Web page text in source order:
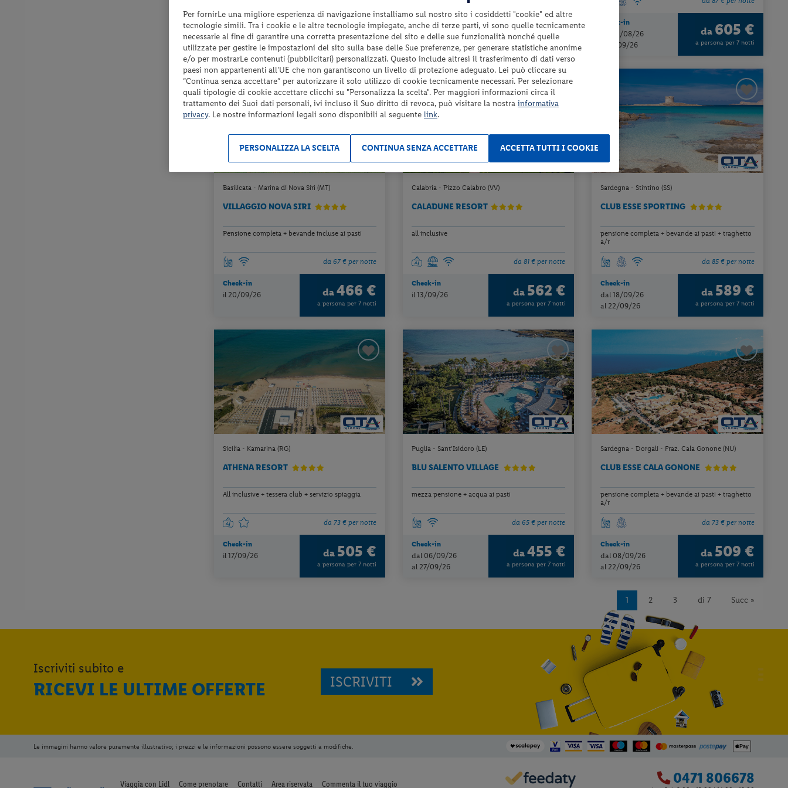
Check-in
dal 04/09/26
al 22/09/26
da565 €
a persona per 7 notti
Check-in
il 18/09/26 da639 €
a persona per 7 notti
Check-in
dal 21/08/26
al 11/09/26
da 605 €
a persona per 7 notti
Basilicata - Marina di Nova Siri (MT)
VILLAGGIO NOVA SIRI
Pensione completa + bevande incluse ai pasti
da 67 € per notte
Check-in
il 20/09/26 da466 €
a persona per 7 notti
Calabria - Pizzo Calabro (VV)
CALADUNE RESORT
all inclusive
da 81 € per notte
Check-in
il 13/09/26 da 562 €
a persona per 7 notti
Sardegna - Stintino (SS)
CLUB ESSE SPORTING
pensione completa + bevande ai pasti + traghetto
a/r
da 85 € per notte
Check-in
dal 18/09/26
al 22/09/26
da 589 €
a persona per 7 notti
Sicilia - Kamarina (RG)
ATHENA RESORT
All inclusive + tessera club + servizio spiaggia
da 73 € per notte
Check-in
il 17/09/26 da 505 €
a persona per 7 notti
Puglia - Sant'Isidoro (LE)
BLU SALENTO VILLAGE
mezza pensione + acqua ai pasti
da 65 € per notte
Check-in
dal 06/09/26
al 27/09/26
da 455 €
a persona per 7 notti
Sardegna - Dorgali - Fraz. Cala Gonone (NU)
CLUB ESSE CALA GONONE
pensione completa + bevande ai pasti + traghetto
a/r
da 73 € per notte
Check-in
dal 08/09/26
al 22/09/26
da 509 €
a persona per 7 notti
1 2 3 di 7 Succ »
Iscriviti subito e
RICEVI LE ULTIME OFFERTE ISCRIVITI
Le immagini hanno valore puramente illustrativo; i prezzi e le informazioni possono essere soggetti a modifiche.
Viaggia con Lidl Come prenotare Contatti Area riservata Commenta il tuo viaggio 0471 806678
Per fornirLe una migliore esperienza di navigazione installiamo sul nostro sito i cosiddetti "cookie" ed altre
tecnologie simili. Tra i cookie e le altre tecnologie impiegate, anche di terze parti, vi sono quelle tecnicamente
necessarie al fine di garantire una corretta presentazione del sito e delle sue funzionalità nonché quelle
utilizzate per gestire le impostazioni del sito sulla base delle Sue preferenze, per generare statistiche anonime
e/o per mostrarLe contenuti (pubblicitari) personalizzati. Questo include altresì il trasferimento di dati verso
paesi non appartenenti all'UE che non garantiscono un livello di protezione adeguato. Lei può cliccare su
“Continua senza accettare” per autorizzare il solo utilizzo di cookie tecnicamente necessari. Per selezionare
quali tipologie di cookie accettare clicchi su "Personalizza la scelta". Per maggiori informazioni circa il
trattamento dei Suoi dati personali, ivi incluso il Suo diritto di revoca, può visitare la nostra informativa
privacy. Le nostre informazioni legali sono disponibili al seguente link.
ACCETTA TUTTI I COOKIE
CONTINUA SENZA ACCETTARE
PERSONALIZZA LA SCELTA